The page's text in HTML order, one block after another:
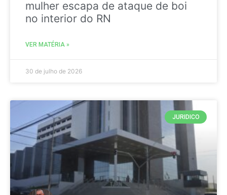
mulher escapa de ataque de boi
no interior do RN
VER MATÉRIA »
30 de julho de 2026
JURIDICO